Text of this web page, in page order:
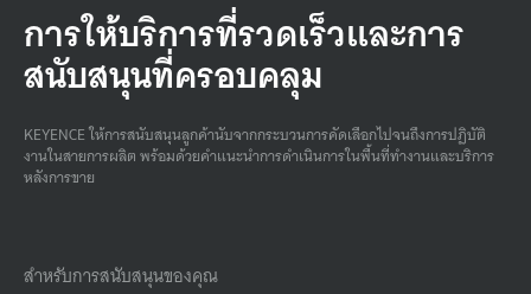
การให้บริการที่รวดเร็วและการ
สนับสนุนที่ครอบคลุม
KEYENCE ให้การสนับสนุนลูกค้านับจากกระบวนการคัดเลือกไปจนถึงการปฏิบัติ
งานในสายการผลิต พร้อมด้วยคําแนะนําการดําเนินการในพื้นที่ทํางานและบริการ
หลังการขาย
สำหรับการสนับสนุนของคุณ